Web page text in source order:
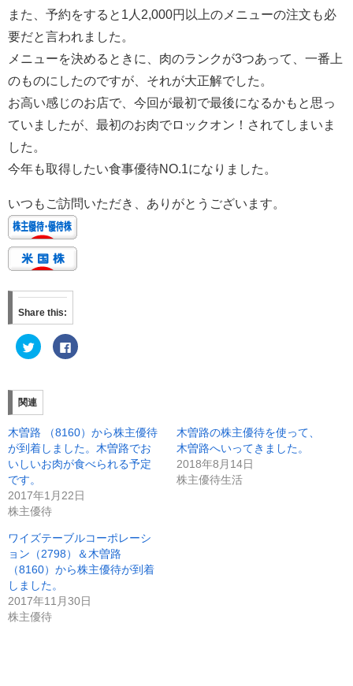
また、予約をすると1人2,000円以上のメニューの注文も必
要だと言われました。
メニューを決めるときに、肉のランクが3つあって、一番上
のものにしたのですが、それが大正解でした。
お高い感じのお店で、今回が最初で最後になるかもと思っ
ていましたが、最初のお肉でロックオン！されてしまいま
した。
今年も取得したい食事優待NO.1になりました。
いつもご訪問いただき、ありがとうございます。
Share this:
ク
リ
て
T
w
i
t
t
e
r
で
(
新
し
ウ
ィ
ン
ド
ウ
で
開
き
ま
す
F
a
共
有
す
る
に
リ
ッ
て
く
だ
さ
い
し
い
関連
木曽路 （8160）から株主優待
が到着しました。木曽路でお
いしいお肉が食べられる予定
です。
2017年1月22日
株主優待
木曽路の株主優待を使って、
木曽路へいってきました。
2018年8月14日
株主優待生活
ワイズテーブルコーポレーシ
ョン（2798）＆木曽路
（8160）から株主優待が到着
しました。
2017年11月30日
株主優待